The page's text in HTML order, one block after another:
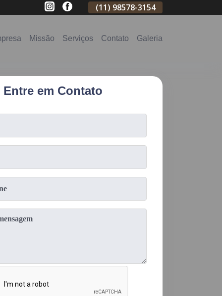
2796-3704 (11) 98578-3154
Missão Serviços Contato Galeria
Entre em Contato